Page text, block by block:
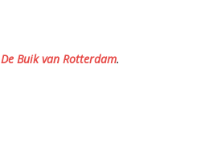
De Buik van Rotterdam.